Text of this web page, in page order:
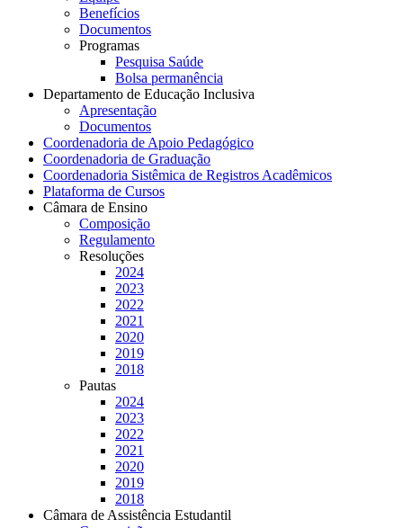
Benefícios
Documentos
Programas
Pesquisa Saúde
Bolsa permanência
Departamento de Educação Inclusiva
Apresentação
Documentos
Coordenadoria de Apoio Pedagógico
Coordenadoria de Graduação
Coordenadoria Sistêmica de Registros Acadêmicos
Plataforma de Cursos
Câmara de Ensino
Composição
Regulamento
Resoluções
2024
2023
2022
2021
2020
2019
2018
Pautas
2024
2023
2022
2021
2020
2019
2018
Câmara de Assistência Estudantil